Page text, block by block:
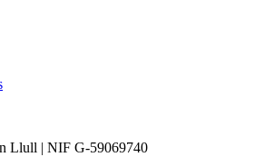
Llull | NIF G-59069740